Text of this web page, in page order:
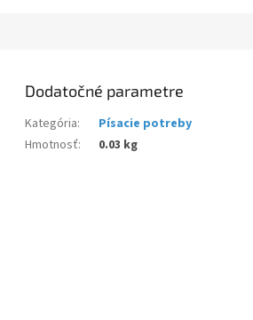
Dodatočné parametre
Kategória:
Písacie potreby
Hmotnosť: 0.03 kg